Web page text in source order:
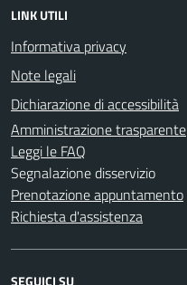
LINK UTILI
Informativa privacy
Note legali
Dichiarazione di accessibilità
Amministrazione trasparente
Leggi le FAQ
Segnalazione disservizio
Prenotazione appuntamento
Richiesta d'assistenza
SEGUICI SU